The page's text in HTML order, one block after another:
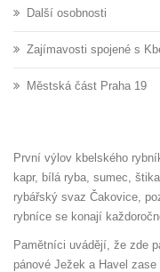
Další osobnosti
Zajímavosti spojené s
Městská část Praha 19
První výlov kbelského
kapr, bílá ryba, sumec,
rybářský svaz Čakovice,
rybníce se konají
Pamětníci uvádějí, že zde
pánové Ježek a Havel zase